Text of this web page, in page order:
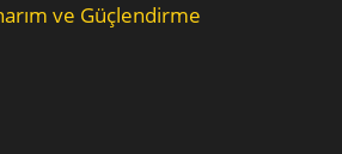
ve Güçlendirme